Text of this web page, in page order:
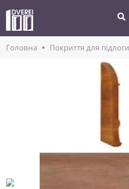
Головнa Покриття для підлоги